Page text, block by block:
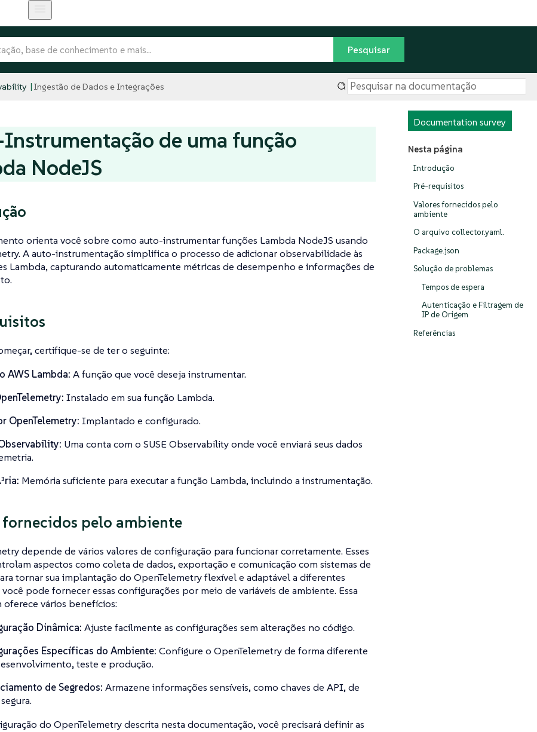
Ingestão de Dados e Integrações
Documentation survey
Nesta página
Introdução
Pré-requisitos
Valores fornecidos pelo
ambiente
O arquivo collector.yaml.
Package.json
Solução de problemas
Tempos de espera
Autenticação e Filtragem de
IP de Origem
Referências
de uma função
NodeJS
orienta você sobre como auto-instrumentar funções Lambda NodeJS usando
A auto-instrumentação simplifica o processo de adicionar observabilidade às
Lambda, capturando automaticamente métricas de desempenho e informações de
certifique-se de ter o seguinte:
AWS Lambda: A função que você deseja instrumentar.
Instalado em sua função Lambda.
OpenTelemetry: Implantado e configurado.
Uma conta com o SUSE Observability onde você enviará seus dados
Memória suficiente para executar a função Lambda, incluindo a instrumentação.
fornecidos pelo ambiente
depende de vários valores de configuração para funcionar corretamente. Esses
aspectos como coleta de dados, exportação e comunicação com sistemas de
tornar sua implantação do OpenTelemetry flexível e adaptável a diferentes
pode fornecer essas configurações por meio de variáveis de ambiente. Essa
oferece vários benefícios:
Dinâmica: Ajuste facilmente as configurações sem alterações no código.
Específicas do Ambiente: Configure o OpenTelemetry de forma diferente
teste e produção.
de Segredos: Armazene informações sensíveis, como chaves de API, de
do OpenTelemetry descrita nesta documentação, você precisará definir as